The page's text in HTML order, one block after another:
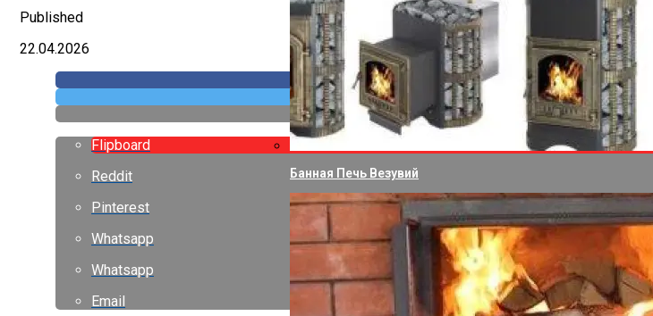
Банная Печь Везувий
Published
22.04.2026
Flipboard
Reddit
Pinterest
Whatsapp
Whatsapp
Email